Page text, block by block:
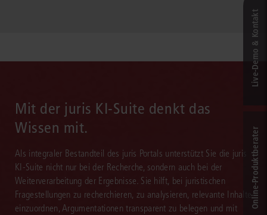
Mit der juris KI-Suite denkt das
Wissen mit.
Als integraler Bestandteil des juris Portals unterstützt Sie die juris
KI-Suite nicht nur bei der Recherche, sondern auch bei der
Weiterverarbeitung der Ergebnisse. Sie hilft, bei juristischen
Fragestellungen zu recherchieren, zu analysieren, relevante Inhalte
einzuordnen, Argumentationen transparent zu belegen und mit
Live‑Demo & Kontakt
Online-Produkt­berater